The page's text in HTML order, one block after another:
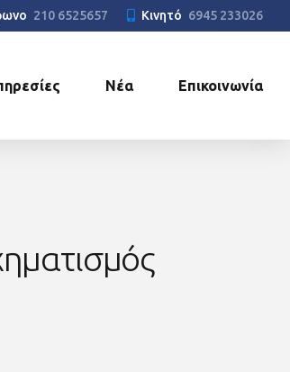
210 6525657 Κινητό 6945 233026
Νέα Επικοινωνία